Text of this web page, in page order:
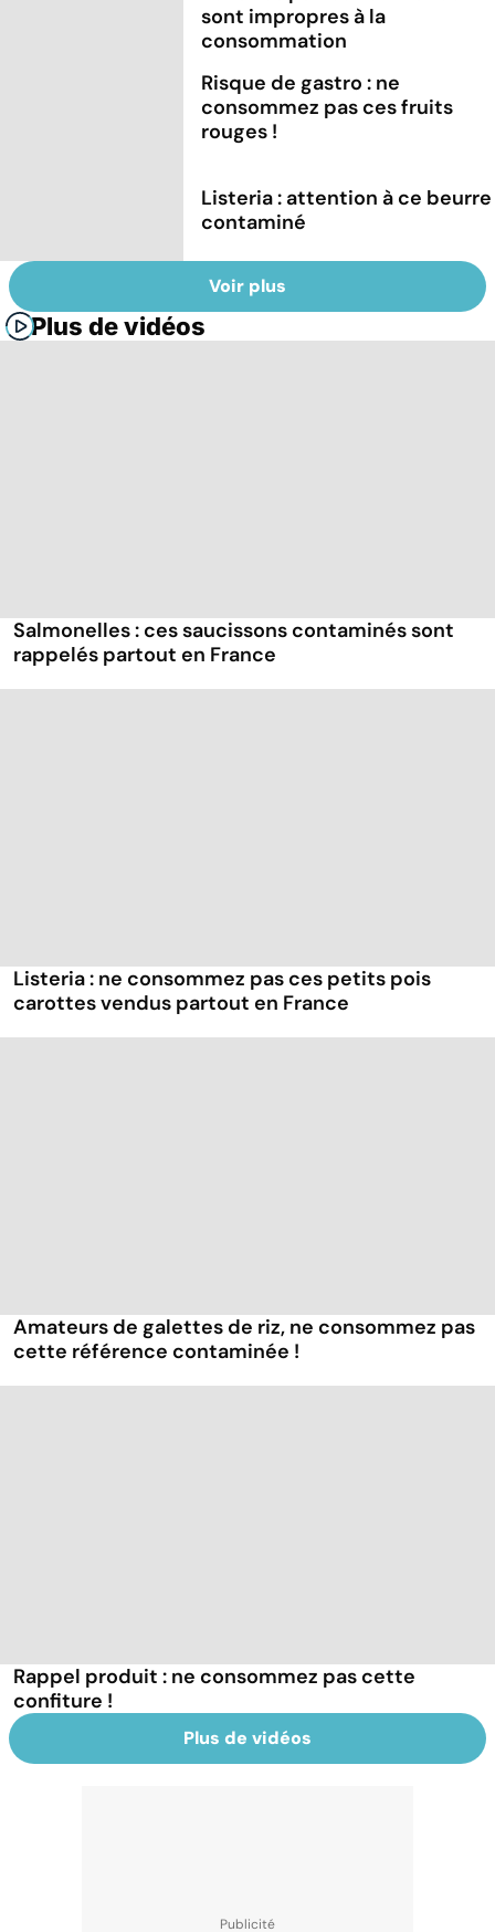
sont impropres à la
consommation
Risque de gastro : ne
consommez pas ces fruits
rouges !
Listeria : attention à ce beurre
contaminé
Voir plus
Plus de vidéos
Salmonelles : ces saucissons contaminés sont
rappelés partout en France
Listeria : ne consommez pas ces petits pois
carottes vendus partout en France
Amateurs de galettes de riz, ne consommez pas
cette référence contaminée !
Rappel produit : ne consommez pas cette
confiture !
Plus de vidéos